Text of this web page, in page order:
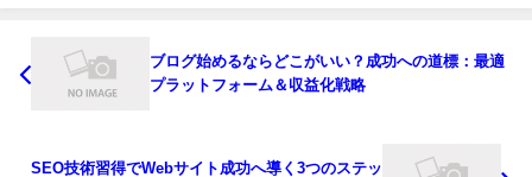
ブログ始めるならどこがいい？成功への道標：最適
プラットフォーム＆収益化戦略
SEO技術習得でWebサイト成功へ導く3つのステッ